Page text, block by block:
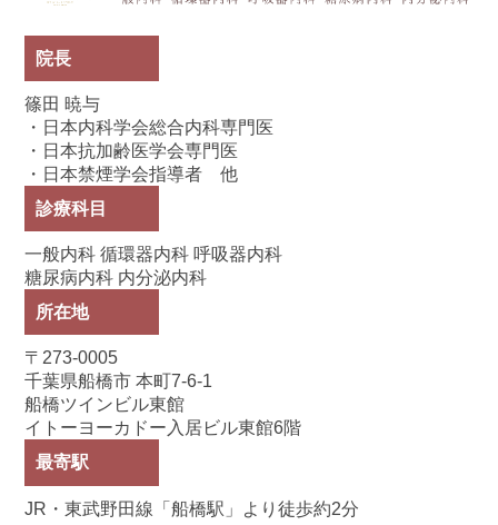
院長
篠田 暁与
・日本内科学会総合内科専門医
・日本抗加齢医学会専門医
・日本禁煙学会指導者 他
診療科目
一般内科 循環器内科 呼吸器内科
糖尿病内科 内分泌内科
所在地
〒273-0005
千葉県船橋市 本町7-6-1
船橋ツインビル東館
イトーヨーカドー入居ビル東館6階
最寄駅
JR・東武野田線「船橋駅」より徒歩約2分